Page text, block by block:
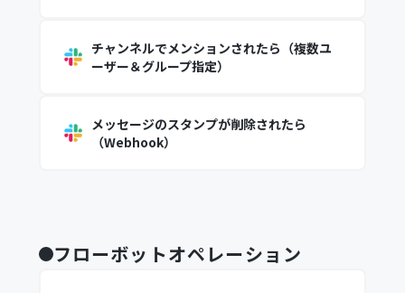
チャンネルでメンションされたら（複数ユ
ーザー＆グループ指定）
メッセージのスタンプが削除されたら
（Webhook）
フローボットオペレーション